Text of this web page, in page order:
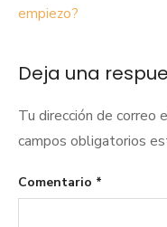
entradas
empiezo?
Deja una
Tu dirección de correo
campos obligatorios
Comentario *